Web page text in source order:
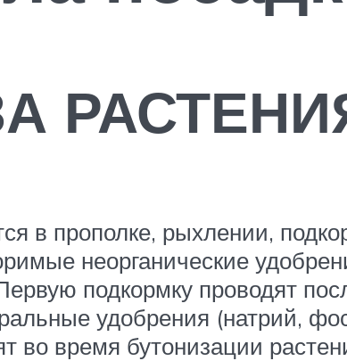
в прополке, рыхлении,
неорганические
подкормку проводят
удобрения (натрий,
во время буто­низации